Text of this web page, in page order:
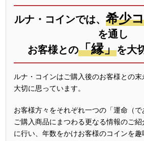
ルナ・コインでは、 希少
を通し
お客様との「縁」を大
ルナ・コインはご購入後のお客様との
大切に思っています。
お客様方々をそれぞれ一つの「運命（で
ご購入商品にまつわる更なる情報のご
に行い、年数をかけお客様のコインを趣